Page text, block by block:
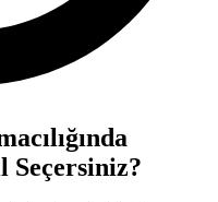
Seçersiniz?